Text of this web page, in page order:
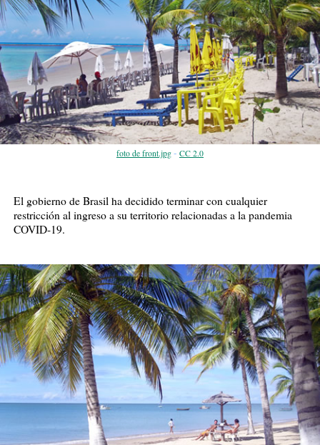
foto de front.jpg - CC 2.0
El gobierno de Brasil ha decidido terminar con cualquier
restricción al ingreso a su territorio relacionadas a la pandemia
COVID-19.